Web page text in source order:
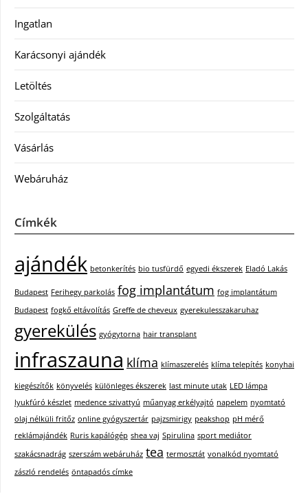
Ingatlan
Karácsonyi ajándék
Letöltés
Szolgáltatás
Vásárlás
Webáruház
Címkék
ajándék betonkerítés bio tusfürdő egyedi ékszerek Eladó Lakás
Budapest Ferihegy parkolás fog implantátum fog implantátum
Budapest fogkő eltávolítás Greffe de cheveux gyerekulesszakaruhaz
gyerekülés gyógytorna hair transplant
infraszauna klíma klímaszerelés klíma telepítés konyhai
kiegészítők könyvelés különleges ékszerek last minute utak LED lámpa
lyukfúró készlet medence szivattyú műanyag erkélyajtó napelem nyomtató
olaj nélküli fritőz online gyógyszertár pajzsmirigy peakshop pH mérő
reklámajándék Ruris kapálógép shea vaj Spirulina sport mediátor
szakácsnadrág szerszám webáruház tea termosztát vonalkód nyomtató
zászló rendelés öntapadós címke